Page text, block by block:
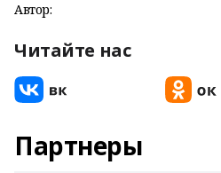
Автор:
Читайте нас
Партнеры